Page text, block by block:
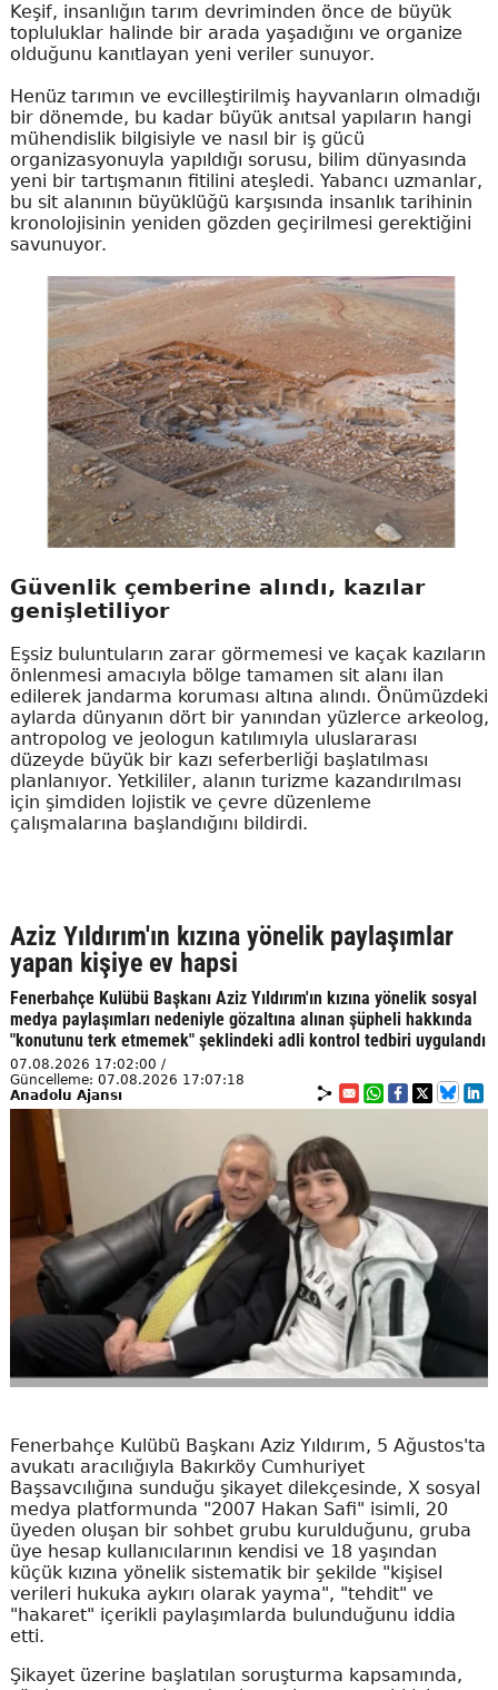
Keşif, insanlığın tarım devriminden önce de büyük
topluluklar halinde bir arada yaşadığını ve organize
olduğunu kanıtlayan yeni veriler sunuyor.
Henüz tarımın ve evcilleştirilmiş hayvanların olmadığı
bir dönemde, bu kadar büyük anıtsal yapıların hangi
mühendislik bilgisiyle ve nasıl bir iş gücü
organizasyonuyla yapıldığı sorusu, bilim dünyasında
yeni bir tartışmanın fitilini ateşledi. Yabancı uzmanlar,
bu sit alanının büyüklüğü karşısında insanlık tarihinin
kronolojisinin yeniden gözden geçirilmesi gerektiğini
savunuyor.
Güvenlik çemberine alındı, kazılar
genişletiliyor
Eşsiz buluntuların zarar görmemesi ve kaçak kazıların
önlenmesi amacıyla bölge tamamen sit alanı ilan
edilerek jandarma koruması altına alındı. Önümüzdeki
aylarda dünyanın dört bir yanından yüzlerce arkeolog,
antropolog ve jeologun katılımıyla uluslararası
düzeyde büyük bir kazı seferberliği başlatılması
planlanıyor. Yetkililer, alanın turizme kazandırılması
için şimdiden lojistik ve çevre düzenleme
çalışmalarına başlandığını bildirdi.
Aziz Yıldırım'ın kızına yönelik paylaşımlar
yapan kişiye ev hapsi
Fenerbahçe Kulübü Başkanı Aziz Yıldırım'ın kızına yönelik sosyal
medya paylaşımları nedeniyle gözaltına alınan şüpheli hakkında
"konutunu terk etmemek" şeklindeki adli kontrol tedbiri uygulandı
07.08.2026 17:02:00 /
Güncelleme: 07.08.2026 17:07:18
Anadolu Ajansı
Fenerbahçe Kulübü Başkanı Aziz Yıldırım, 5 Ağustos'ta
avukatı aracılığıyla Bakırköy Cumhuriyet
Başsavcılığına sunduğu şikayet dilekçesinde, X sosyal
medya platformunda "2007 Hakan Safi" isimli, 20
üyeden oluşan bir sohbet grubu kurulduğunu, gruba
üye hesap kullanıcılarının kendisi ve 18 yaşından
küçük kızına yönelik sistematik bir şekilde "kişisel
verileri hukuka aykırı olarak yayma", "tehdit" ve
"hakaret" içerikli paylaşımlarda bulunduğunu iddia
etti.
Şikayet üzerine başlatılan soruşturma kapsamında,